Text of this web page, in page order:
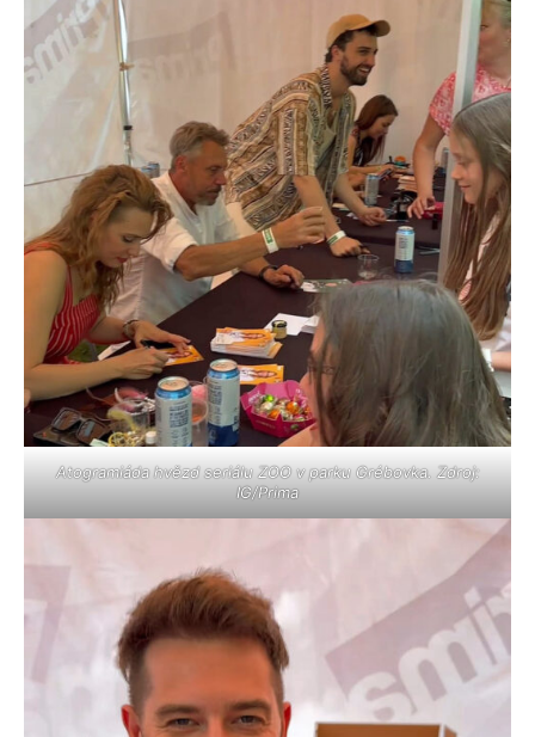
Atogramiáda hvězd seriálu ZOO v parku Grébovka. Zdroj:
IG/Prima